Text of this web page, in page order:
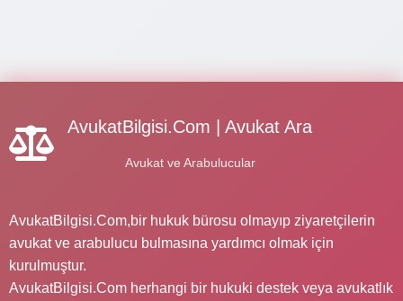
AvukatBilgisi.Com | Avukat Ara
Avukat ve Arabulucular
AvukatBilgisi.Com,bir hukuk bürosu olmayıp ziyaretçilerin
avukat ve arabulucu bulmasına yardımcı olmak için
kurulmuştur.
AvukatBilgisi.Com herhangi bir hukuki destek veya avukatlık